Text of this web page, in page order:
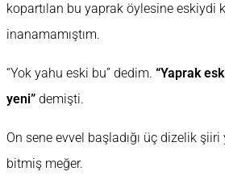
kopartılan bu yaprak öylesine eskiydi
inanamamıştım.
“Yok yahu eski bu” dedim. “Yaprak
yeni” demişti.
On sene evvel başladığı üç dizelik şiiri
bitmiş meğer.